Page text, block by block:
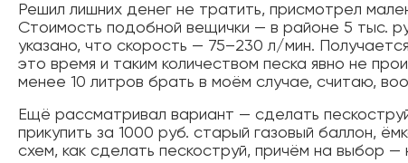
Решил лишних денег не тратить, присмотрел
Стоимость подобной вещички — в районе 5 тыс.
указано, что скорость — 75–230 л/мин.
это время и таким количеством песка явно не
менее 10 литров брать в моём случае, считаю,
Ещё рассматривал вариант — сделать
прикупить за 1000 руб. старый газовый баллон,
схем, как сделать пескоструй, причём на выбор —